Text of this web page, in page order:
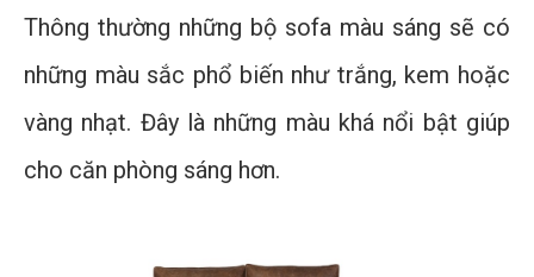
Thông thường những bộ sofa màu sáng sẽ có
những màu sắc phổ biến như trắng, kem hoặc
vàng nhạt. Đây là những màu khá nổi bật giúp
cho căn phòng sáng hơn.